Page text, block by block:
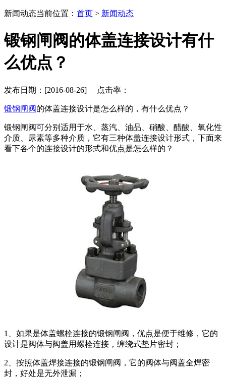
新闻动态当前位置： 首页 > 新闻动态
锻钢闸阀的体盖连接设计有什
么优点？
发布日期：[2016-08-26] 点击率：
锻钢闸阀的体盖连接设计是怎么样的，有什么优点？
锻钢闸阀可分别适用于水、蒸汽、油品、硝酸、醋酸、氧化性
介质、尿素等多种介质，它有三种体盖连接设计形式，下面来
看下各个的连接设计的形式和优点是怎么样的？
1、如果是体盖螺栓连接的锻钢闸阀，优点是便于维修，它的
设计是阀体与阀盖用螺栓连接，缠绕式垫片密封；
2、按照体盖焊接连接的锻钢闸阀，它的阀体与阀盖全焊密
封，好处是无外泄漏；